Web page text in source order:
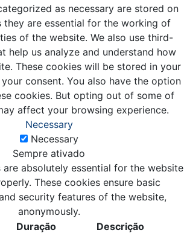
as necessary are stored on
they are essential for the working of
of the website. We also use third-
help us analyze and understand how
These cookies will be stored in your
consent. You also have the option
cookies. But opting out of some of
affect your browsing experience.
Necessary
Necessary
Sempre ativado
are absolutely essential for the website
These cookies ensure basic
security features of the website,
anonymously.
Duração Descrição